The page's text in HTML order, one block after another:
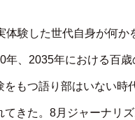
験した世代自身が何か
年、2035年における百
もつ語り部はいない
てきた。8月ジャーナリ